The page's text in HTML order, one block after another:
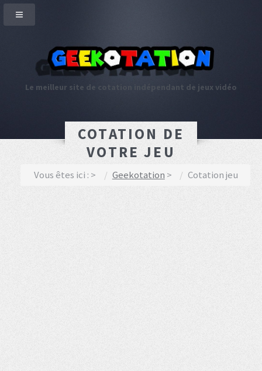
Le meilleur site de cotation indépendant de jeux vidéo
COTATION DE
VOTRE JEU
Vous êtes ici : Geekotation Cotation jeu